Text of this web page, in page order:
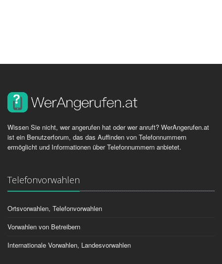
Wissen Sie nicht, wer angerufen hat oder wer anruft? WerAngerufen.at
ist ein Benutzerforum, das das Auffinden von Telefonnummern
ermöglicht und Informationen über Telefonnummern anbietet.
Telefonvorwahlen
Ortsvorwahlen, Telefonvorwahlen
Vorwahlen von Betreibern
Internationale Vorwahlen, Landesvorwahlen